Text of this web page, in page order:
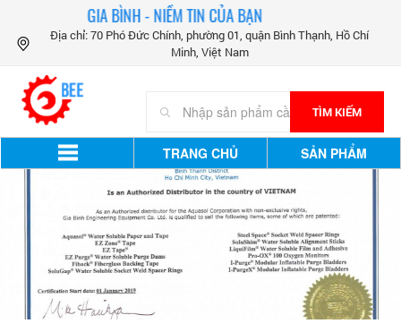
GIA BÌNH - NIỀM TIN CỦA BẠN
Địa chỉ: 70 Phó Đức Chính, phường 01, quận Bình Thạnh, Hồ Chí
Minh, Việt Nam
TÌM KIẾM
TRANG CHỦ SẢN PHẨM